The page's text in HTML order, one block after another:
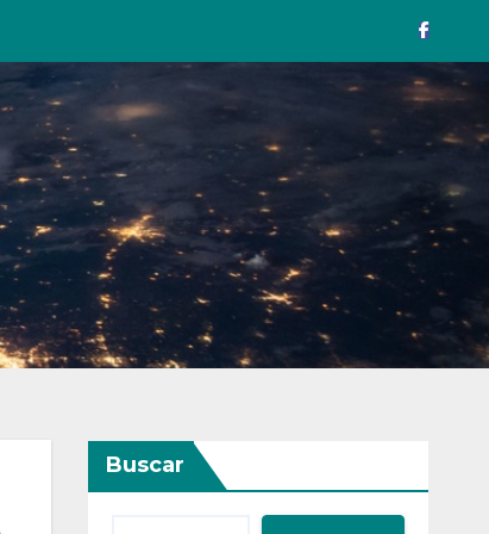
Buscar